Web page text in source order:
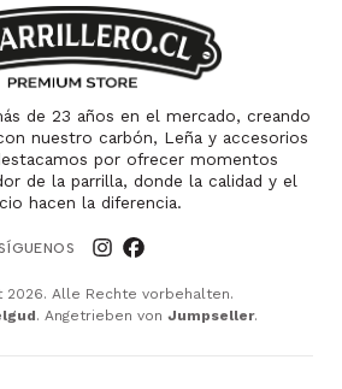
de 23 años en el mercado, creando
nuestro carbón, Leña y accesorios
por ofrecer momentos
de la parrilla, donde la calidad y el
hacen la diferencia.
SÍGUENOS
2026. Alle Rechte vorbehalten.
. Angetrieben von Jumpseller.